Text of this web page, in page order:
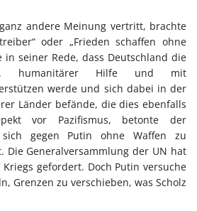
andere Meinung vertritt, brachte
oder „Frieden schaffen ohne
in seiner Rede, dass Deutschland die
humanitärer Hilfe und mit
werde und sich dabei in der
Länder befände, die dies ebenfalls
vor Pazifismus, betonte der
sich gegen Putin ohne Waffen zu
Die Generalversammlung der UN hat
gefordert. Doch Putin versuche
Grenzen zu verschieben, was Scholz